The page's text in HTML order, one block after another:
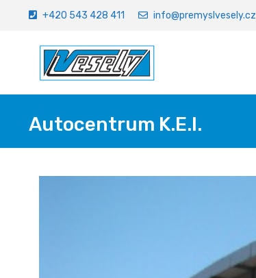
+420 543 428 411 info@premyslvesely.cz
Autocentrum K.E.I.